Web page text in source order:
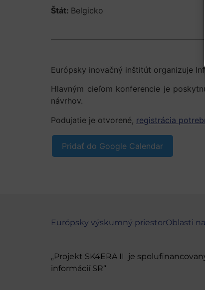
Štát: Belgicko
Európsky inovačný inštitút organizuje
Hlavným cieľom konferencie je
návrhov.
Podujatie je otvorené, registrácia
Pridať do Google Calendar
Európsky výskumný priestorOblasti
„Projekt SK4ERA II je
informácií SR“